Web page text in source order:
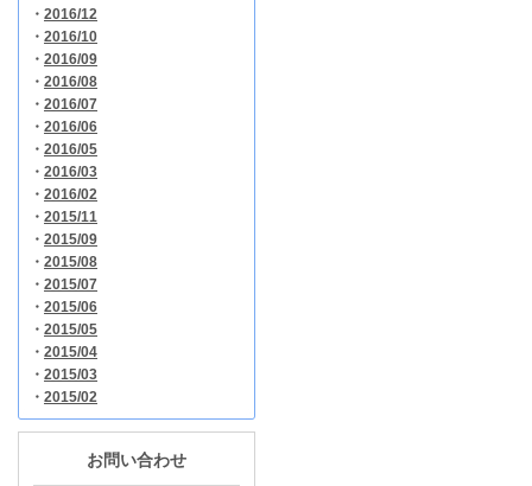
・ 2016/12
・ 2016/10
・ 2016/09
・ 2016/08
・ 2016/07
・ 2016/06
・ 2016/05
・ 2016/03
・ 2016/02
・ 2015/11
・ 2015/09
・ 2015/08
・ 2015/07
・ 2015/06
・ 2015/05
・ 2015/04
・ 2015/03
・ 2015/02
お問い合わせ